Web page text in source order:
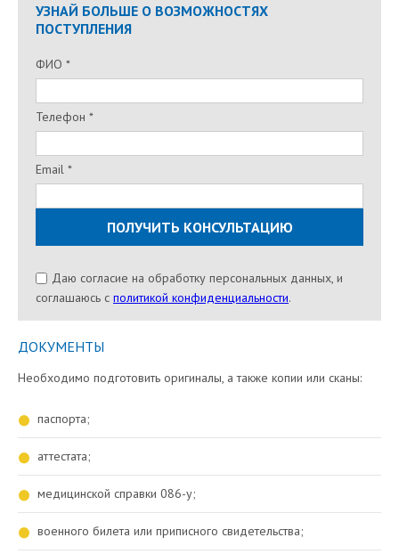
УЗНАЙ БОЛЬШЕ О ВОЗМОЖНОСТЯХ
ПОСТУПЛЕНИЯ
ФИО *
Телефон *
Email *
Даю согласие на обработку персональных данных, и
соглашаюсь c политикой конфиденциальности.
ДОКУМЕНТЫ
Необходимо подготовить оригиналы, а также копии или сканы:
паспорта;
аттестата;
медицинской справки 086-у;
военного билета или приписного свидетельства;